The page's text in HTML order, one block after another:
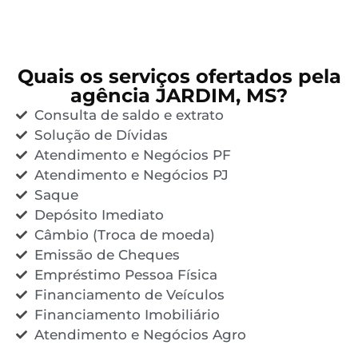
Quais os serviços ofertados pela
agência JARDIM, MS?
Consulta de saldo e extrato
Solução de Dívidas
Atendimento e Negócios PF
Atendimento e Negócios PJ
Saque
Depósito Imediato
Câmbio (Troca de moeda)
Emissão de Cheques
Empréstimo Pessoa Física
Financiamento de Veículos
Financiamento Imobiliário
Atendimento e Negócios Agro